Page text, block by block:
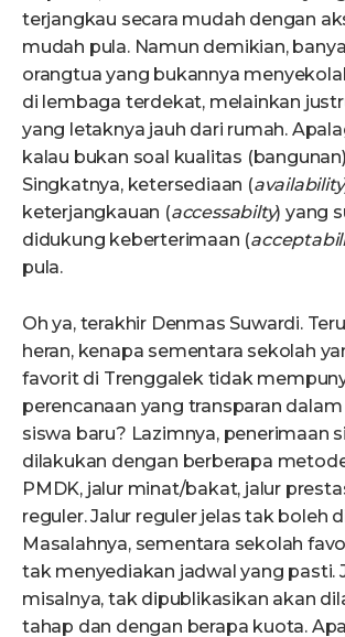
terjangkau secara mudah dengan
mudah pula. Namun demikian,
orangtua yang bukannya
di lembaga terdekat, melainkan
yang letaknya jauh dari rumah.
kalau bukan soal kualitas
Singkatnya, ketersediaan (availability
keterjangkauan (accessabilty) yang
didukung keberterimaan (
pula.
Oh ya, terakhir Denmas Suwardi.
heran, kenapa sementara sekolah
favorit di Trenggalek tidak
perencanaan yang transparan
siswa baru? Lazimnya, penerimaan
dilakukan dengan berberapa
PMDK, jalur minat/bakat, jalur
reguler. Jalur reguler jelas tak boleh
Masalahnya, sementara sekolah
tak menyediakan jadwal yang pasti.
misalnya, tak dipublikasikan akan
tahap dan dengan berapa kuota.